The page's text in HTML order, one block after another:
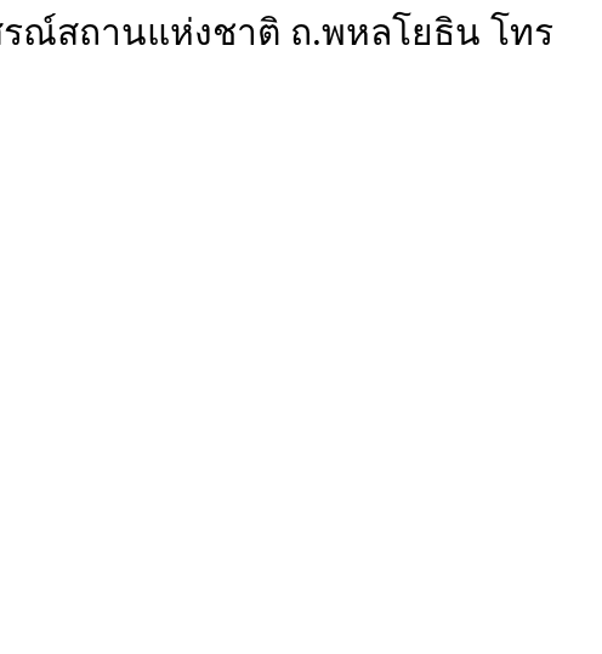
ณ์สถานแห่งชาติ ถ.พหลโยธิน โทร